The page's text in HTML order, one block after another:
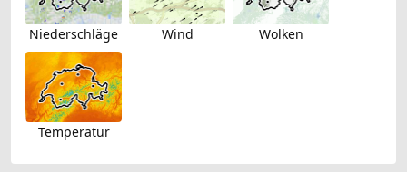
Niederschläge Wind Wolken
Temperatur